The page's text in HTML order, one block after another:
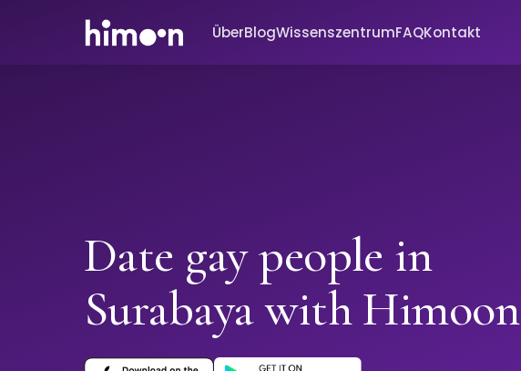
ÜberBlogWissenszentrumFAQKontakt
Date gay people in
Surabaya with Himoon